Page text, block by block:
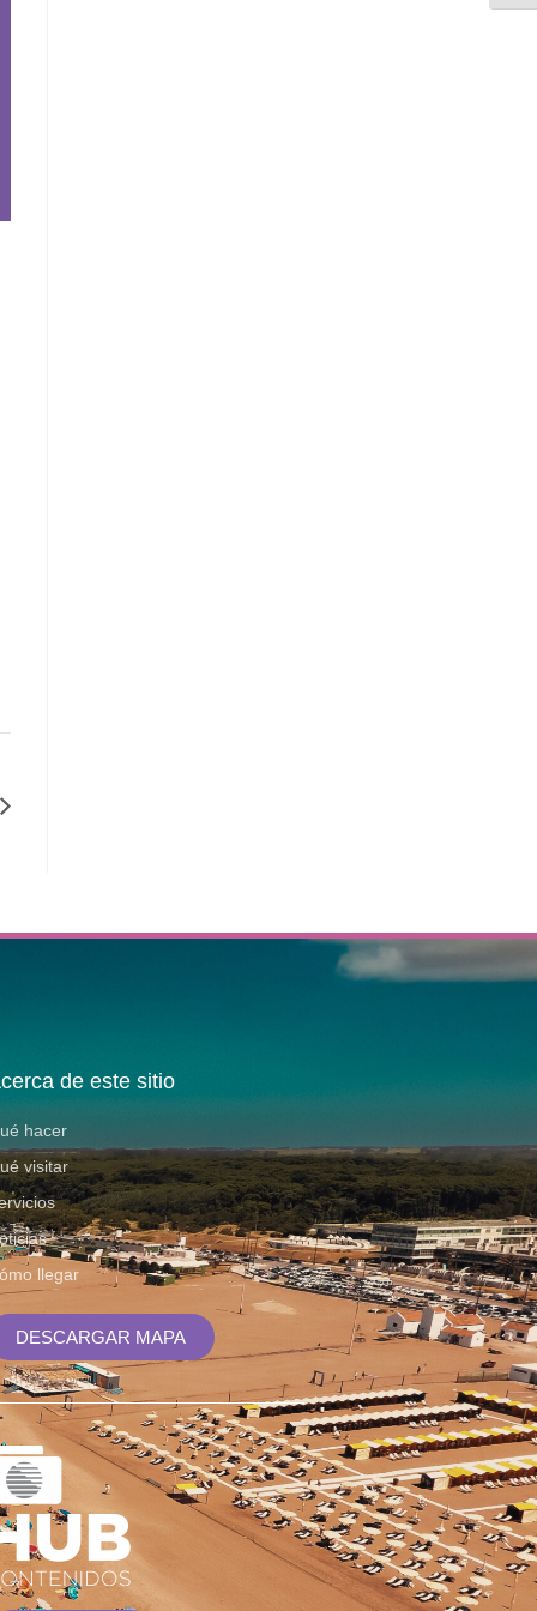
de este sitio
hacer
visitar
llegar
DESCARGAR MAPA